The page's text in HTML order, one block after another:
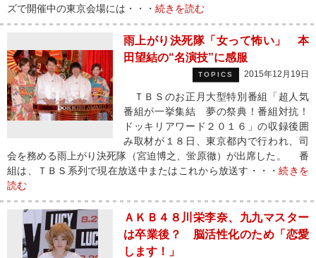
ズで開催中の東京会場には・・・ 続きを読む
雨上がり決死隊「女って怖い」 本
田望結の“名演技”に感服
TOPICS 2015年12月19日
ＴＢＳのお正月大型特別番組「超人気
番組が一挙集結 夢の祭典！番組対抗！
ドッキリアワード２０１６」の収録後囲
み取材が１８日、東京都内で行われ、司
会を務める雨上がり決死隊（宮迫博之、蛍原徹）が出席した。 番
組は、ＴＢＳ系列で現在放送中またはこれから放送す・・・続きを
読む
ＡＫＢ４８川栄李奈、九九マスター
は卒業後？ 脳活性化のため「恋愛
します！」